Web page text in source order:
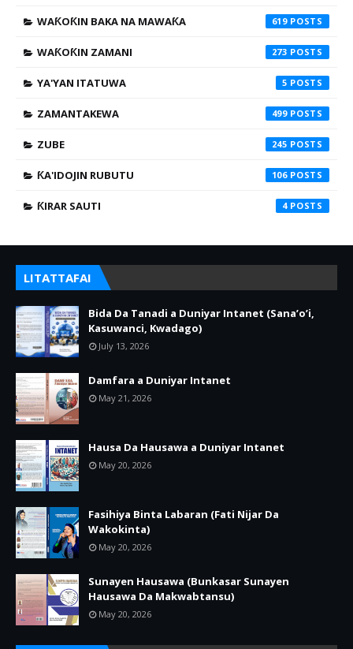
WAƘOƘIN BAKA NA MAWAƘA 619
WAƘOƘIN ZAMANI 273
YA'YAN ITATUWA 5
ZAMANTAKEWA 499
ZUBE 245
ƘA'IDOJIN RUBUTU 106
ƘIRAR SAUTI 4
LITATTAFAI
Bida Da Tanadi a Duniyar Intanet (Sana’o’i,
Kasuwanci, Kwadago)
July 13, 2026
Damfara a Duniyar Intanet
May 21, 2026
Hausa Da Hausawa a Duniyar Intanet
May 20, 2026
Fasihiya Binta Labaran (Fati Nijar Da
Wakokinta)
May 20, 2026
Sunayen Hausawa (Bunkasar Sunayen
Hausawa Da Makwabtansu)
May 20, 2026